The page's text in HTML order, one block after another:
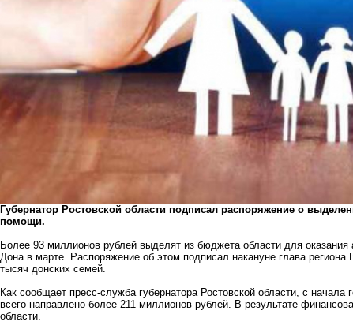
Губернатор Ростовской области подписал распоряжение о
помощи.
Более 93 миллионов рублей выделят из бюджета области для
Дона в марте. Распоряжение об этом подписал накануне глава
тысяч донских семей.
Как сообщает пресс-служба губернатора Ростовской области, с
всего направлено более 211 миллионов рублей. В результате
области.